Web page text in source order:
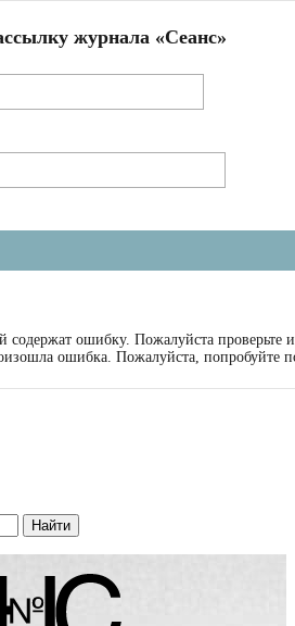
журнала «Сеанс»
содержат ошибку. Пожалуйста проверьте
ошибка. Пожалуйста, попробуйте